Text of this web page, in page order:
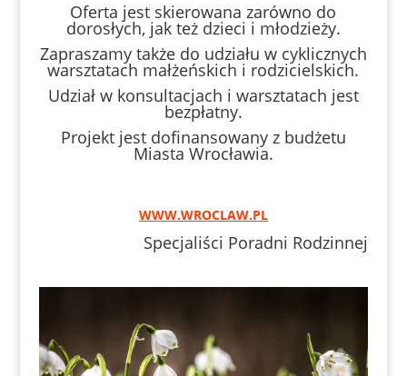
Oferta jest skierowana zarówno do
dorosłych, jak też dzieci i młodzieży.
Zapraszamy także do udziału w cyklicznych
warsztatach małżeńskich i rodzicielskich.
Udział w konsultacjach i warsztatach jest
bezpłatny.
Projekt jest dofinansowany z budżetu
Miasta Wrocławia.
WWW.WROCLAW.PL
Specjaliści Poradni Rodzinnej